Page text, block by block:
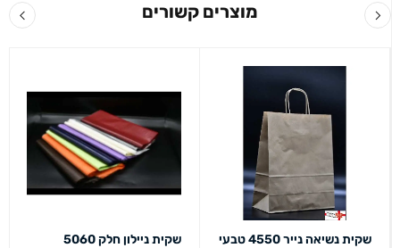
מוצרים קשורים
שקית נשיאה נייר 4550 טבעי
שקית ניילון חלק 5060